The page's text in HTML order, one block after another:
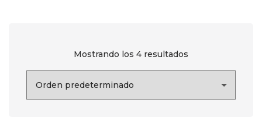
Mostrando los 4 resultados